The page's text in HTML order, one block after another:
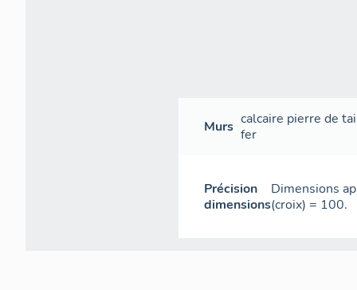
Murs calcaire pierre de
fer
Précision
dimensions
Dimensions
(croix) = 100.